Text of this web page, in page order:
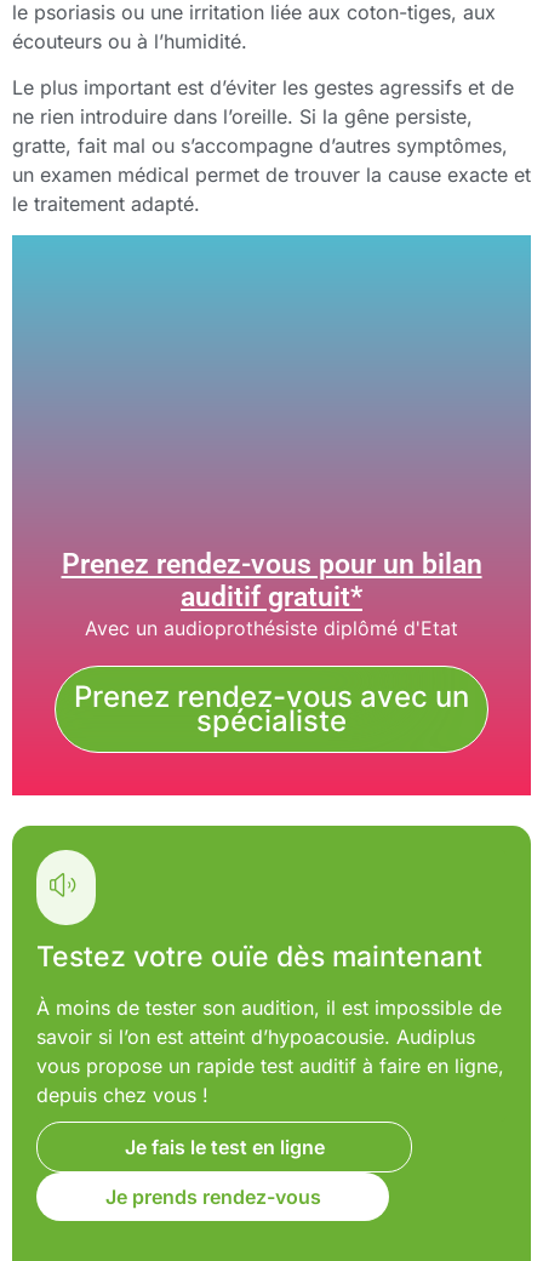
le psoriasis ou une irritation liée aux coton-tiges, aux
écouteurs ou à l’humidité.
Le plus important est d’éviter les gestes agressifs et de
ne rien introduire dans l’oreille. Si la gêne persiste,
gratte, fait mal ou s’accompagne d’autres symptômes,
un examen médical permet de trouver la cause exacte et
le traitement adapté.
Prenez rendez-vous pour un bilan
auditif gratuit*
Avec un audioprothésiste diplômé d'Etat
Prenez rendez-vous avec un
spécialiste
Testez votre ouïe dès maintenant
À moins de tester son audition, il est impossible de
savoir si l’on est atteint d’hypoacousie. Audiplus
vous propose un rapide test auditif à faire en ligne,
depuis chez vous !
Je fais le test en ligne
Je prends rendez-vous